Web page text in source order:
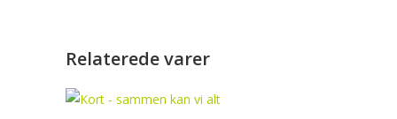
Relaterede varer